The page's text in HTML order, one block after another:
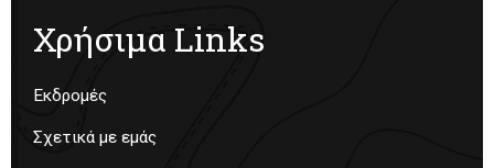
Χρήσιμα Links
Εκδρομές
Σχετικά με εμάς